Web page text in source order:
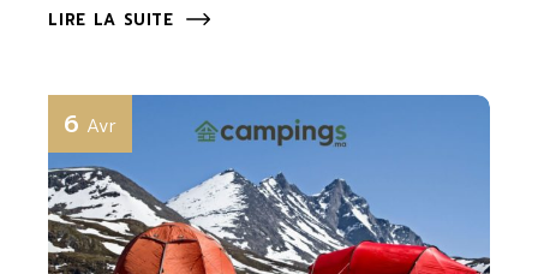
LIRE LA SUITE
6 Avr